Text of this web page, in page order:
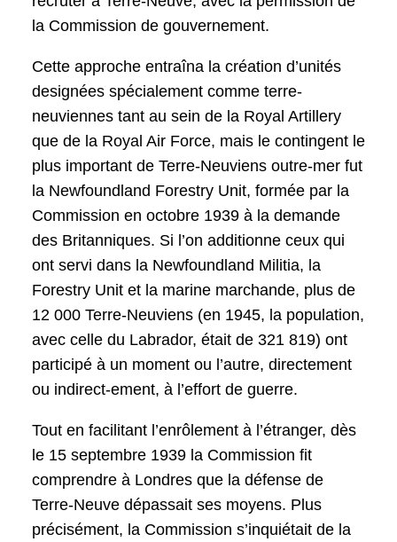
la Commission de gouvernement.
Cette approche entraîna la création d’unités
designées spécialement comme terre-
neuviennes tant au sein de la Royal Artillery
que de la Royal Air Force, mais le contingent le
plus important de Terre-Neuviens outre-mer fut
la Newfoundland Forestry Unit, formée par la
Commission en octobre 1939 à la demande
des Britanniques. Si l’on additionne ceux qui
ont servi dans la Newfoundland Militia, la
Forestry Unit et la marine marchande, plus de
12 000 Terre-Neuviens (en 1945, la population,
avec celle du Labrador, était de 321 819) ont
participé à un moment ou l’autre, directement
ou indirect-ement, à l’effort de guerre.
Tout en facilitant l’enrôlement à l’étranger, dès
le 15 septembre 1939 la Commission fit
comprendre à Londres que la défense de
Terre-Neuve dépassait ses moyens. Plus
précisément, la Commission s’inquiétait de la